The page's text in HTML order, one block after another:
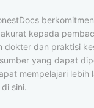
kepada
dokter dan praktisi
yang dapat
mempelajari lebih
sini.